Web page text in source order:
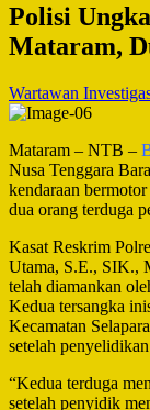
Polisi
Mataram,
Wartawan
Mataram – NTB –
Nusa Tenggara
kendaraan
dua orang terduga
Kasat Reskrim
Utama, S.E., SIK.,
telah diamankan
Kedua tersangka
Kecamatan
setelah
“Kedua terduga
setelah penyidik